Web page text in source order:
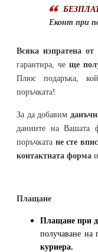
Еконт при
Всяка изпратена
гарантира, че ще
Плюс подаръка,
поръчката!
За да добавим
данните на Вашата
поръчката не сте
контактната форма
Плащане
Плащане при
получаване на
куриера.